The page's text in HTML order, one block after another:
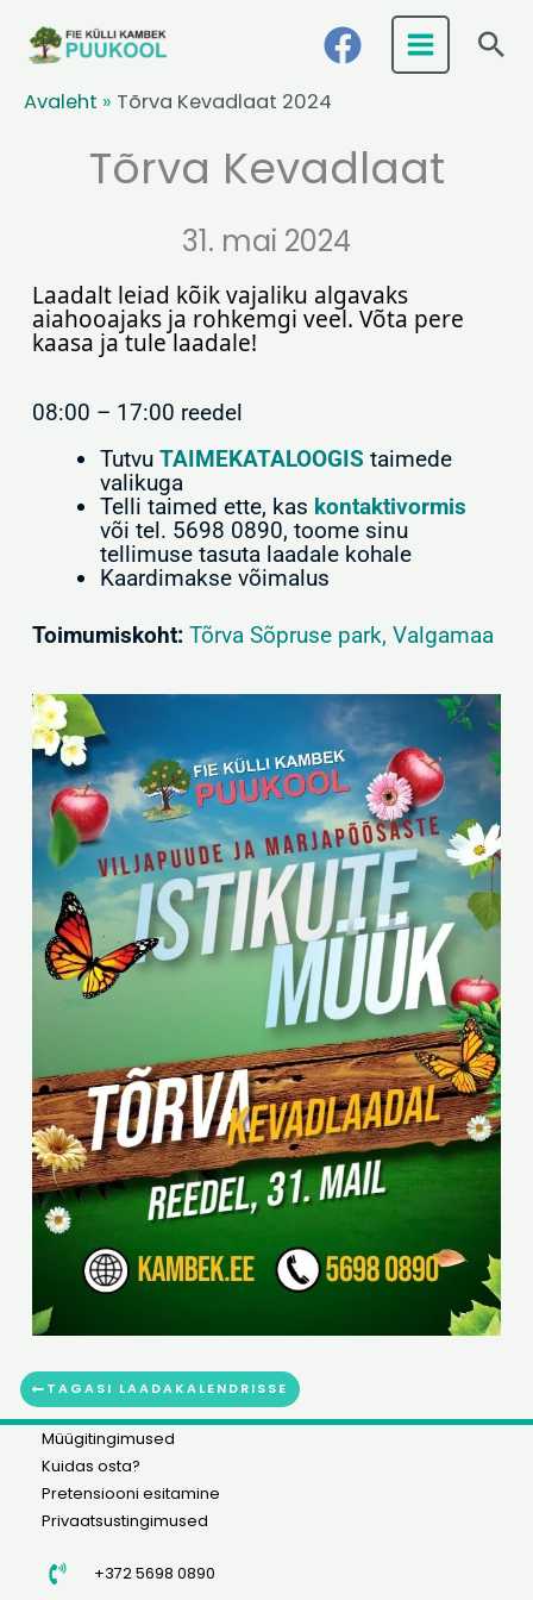
Avaleht » Tõrva Kevadlaat 2024
Tõrva Kevadlaat
31. mai 2024
Laadalt leiad kõik vajaliku algavaks
aiahooajaks ja rohkemgi veel. Võta pere
kaasa ja tule laadale!
08:00 – 17:00 reedel
TutvuTAIMEKATALOOGIS taimede
valikuga
Telli taimed ette, kas kontaktivormis
või tel. 5698 0890, toome sinu
tellimuse tasuta laadale kohale
Kaardimakse võimalus
Toimumiskoht:Tõrva Sõpruse park, Valgamaa
TAGASI LAADAKALENDRISSE
Müügitingimused
Kuidas osta?
Pretensiooni esitamine
Privaatsustingimused
+372 5698 0890